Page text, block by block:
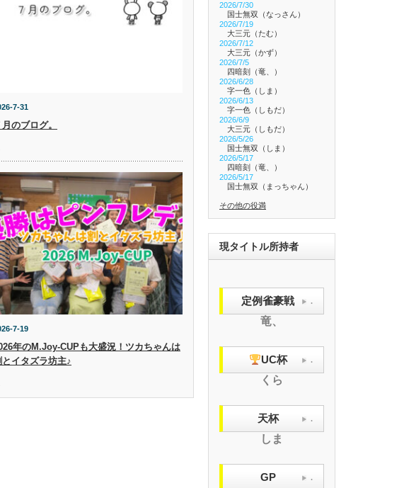
7-31
月のブログ。
7-19
年のM.Joy-CUPも大盛況！ツカちゃんは
とイタズラ坊主♪
2026/7/30
国士無双（なっさん）
2026/7/19
大三元（たむ）
2026/7/12
大三元（かず）
2026/7/5
四暗刻（竜、）
2026/6/28
字一色（しま）
2026/6/13
字一色（しもだ）
2026/6/9
大三元（しもだ）
2026/5/26
国士無双（しま）
2026/5/17
四暗刻（竜、）
2026/5/17
国士無双（まっちゃん）
その他の役満
現タイトル所持者
定例雀豪戦 .
竜、
UC杯 .
くら
天杯 .
しま
GP .